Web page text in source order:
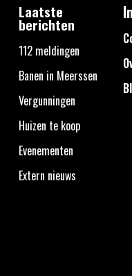
Laatste
berichten
112 meldingen
Banen in Meerssen
Vergunningen
Huizen te koop
Evenementen
Extern nieuws